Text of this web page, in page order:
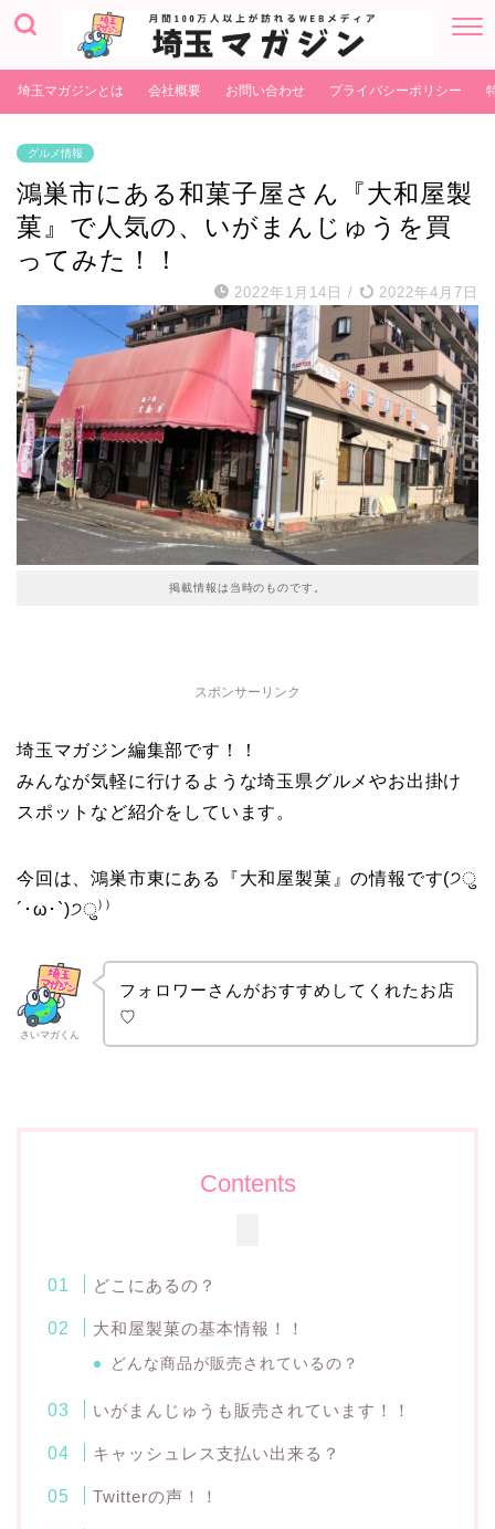
埼玉マガジンとは 会社概要 お問い合わせ プライバシーポリシー
グルメ情報
鴻巣市にある和菓子屋さん『大和屋製
菓』で人気の、いがまんじゅうを買
ってみた！！
2022年1月14日 / 2022年4月7日
掲載情報は当時のものです。
スポンサーリンク
埼玉マガジン編集部です！！
みんなが気軽に行けるような埼玉県グルメやお出掛け
スポットなど紹介をしています。
今回は、鴻巣市東にある『大和屋製菓』の情報です(੭ु
´･ω･`)੭ु⁾⁾
さいマガくん
フォロワーさんがおすすめしてくれたお店
♡
Contents
どこにあるの？
大和屋製菓の基本情報！！
どんな商品が販売されているの？
いがまんじゅうも販売されています！！
キャッシュレス支払い出来る？
Twitterの声！！